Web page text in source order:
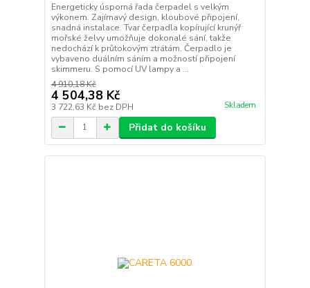
Energeticky úsporná řada čerpadel s velkým
výkonem. Zajímavý design, kloubové připojení,
snadná instalace. Tvar čerpadla kopírující krunýř
mořské želvy umožňuje dokonalé sání, takže
nedochází k průtokovým ztrátám. Čerpadlo je
vybaveno duálním sáním a možností připojení
skimmeru. S pomocí UV lampy a ...
4 910,18 Kč
4 504,38 Kč
3 722,63 Kč bez DPH Skladem
Přidat do košíku